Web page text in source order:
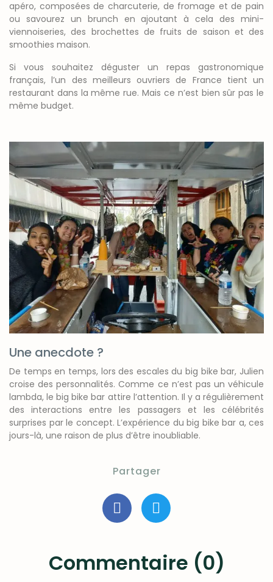
apéro, composées de charcuterie, de fromage et de pain
ou savourez un brunch en ajoutant à cela des mini-
viennoiseries, des brochettes de fruits de saison et des
smoothies maison.
Si vous souhaitez déguster un repas gastronomique
français, l’un des meilleurs ouvriers de France tient un
restaurant dans la même rue. Mais ce n’est bien sûr pas le
même budget.
Une anecdote ?
De temps en temps, lors des escales du big bike bar, Julien
croise des personnalités. Comme ce n’est pas un véhicule
lambda, le big bike bar attire l’attention. Il y a régulièrement
des interactions entre les passagers et les célébrités
surprises par le concept. L’expérience du big bike bar a, ces
jours-là, une raison de plus d’être inoubliable.
Partager
Commentaire (0)